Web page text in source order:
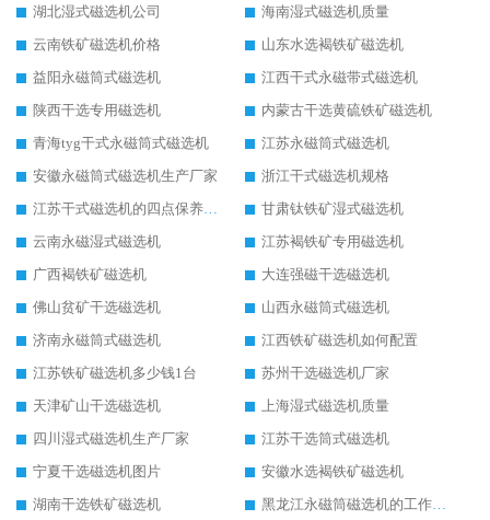
湖北湿式磁选机公司
海南湿式磁选机质量
云南铁矿磁选机价格
山东水选褐铁矿磁选机
益阳永磁筒式磁选机
江西干式永磁带式磁选机
陕西干选专用磁选机
内蒙古干选黄硫铁矿磁选机
青海tyg干式永磁筒式磁选机
江苏永磁筒式磁选机
安徽永磁筒式磁选机生产厂家
浙江干式磁选机规格
江苏干式磁选机的四点保养秘籍
甘肃钛铁矿湿式磁选机
云南永磁湿式磁选机
江苏褐铁矿专用磁选机
广西褐铁矿磁选机
大连强磁干选磁选机
佛山贫矿干选磁选机
山西永磁筒式磁选机
济南永磁筒式磁选机
江西铁矿磁选机如何配置
江苏铁矿磁选机多少钱1台
苏州干选磁选机厂家
天津矿山干选磁选机
上海湿式磁选机质量
四川湿式磁选机生产厂家
江苏干选筒式磁选机
宁夏干选磁选机图片
安徽水选褐铁矿磁选机
湖南干选铁矿磁选机
黑龙江永磁筒磁选机的工作原理